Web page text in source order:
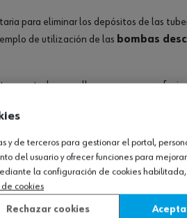
para eliminar los depósitos de las
de utilización de las bombas
para todas aquellas empresas y
diferentes
funcionamiento de las bombas
a las instalaciones de saneamiento/
y de terceros para gestionar el portal,
del usuario y ofrecer funciones para
la configuración de cookies
cookies
Rechazar cookies